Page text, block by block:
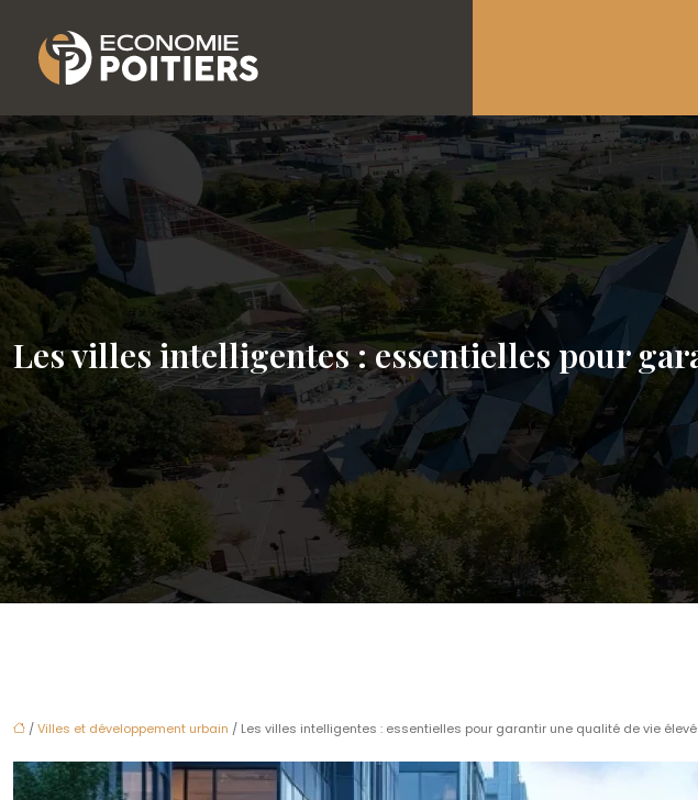
Les villes intelligentes : essentielles pour
/Villes et développement urbain / Les villes intelligentes : essentielles pour garantir une qualité de vie